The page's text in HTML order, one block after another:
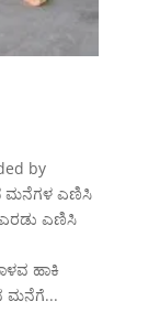
by
ಮನೆಗಳ ಎಣಿಸಿ
ಎಣಿಸಿ
ಹಾಕಿ
ಮನೆಗೆ...